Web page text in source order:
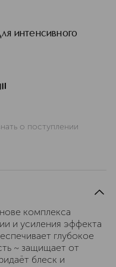
интенсивного
о поступлении
комплекса
и усиления эффекта
глубокое
~ защищает от
блеск и